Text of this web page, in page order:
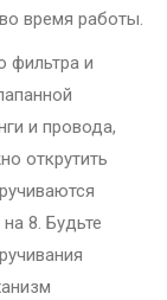
время работы.
и
и провода,
открутить
8. Будьте